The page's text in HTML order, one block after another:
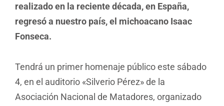
realizado en la reciente década, en España,
regresó a nuestro país, el michoacano Isaac
Fonseca.
Tendrá un primer homenaje público este sábado
4, en el auditorio «Silverio Pérez» de la
Asociación Nacional de Matadores, organizado